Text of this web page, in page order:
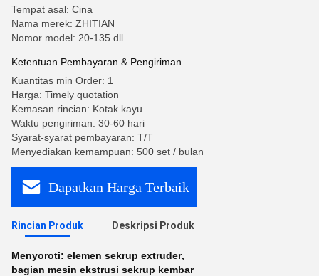
Tempat asal: Cina
Nama merek: ZHITIAN
Nomor model: 20-135 dll
Ketentuan Pembayaran & Pengiriman
Kuantitas min Order: 1
Harga: Timely quotation
Kemasan rincian: Kotak kayu
Waktu pengiriman: 30-60 hari
Syarat-syarat pembayaran: T/T
Menyediakan kemampuan: 500 set / bulan
Dapatkan Harga Terbaik
Rincian Produk Deskripsi Produk
Menyoroti: elemen sekrup extruder,
bagian mesin ekstrusi sekrup kembar